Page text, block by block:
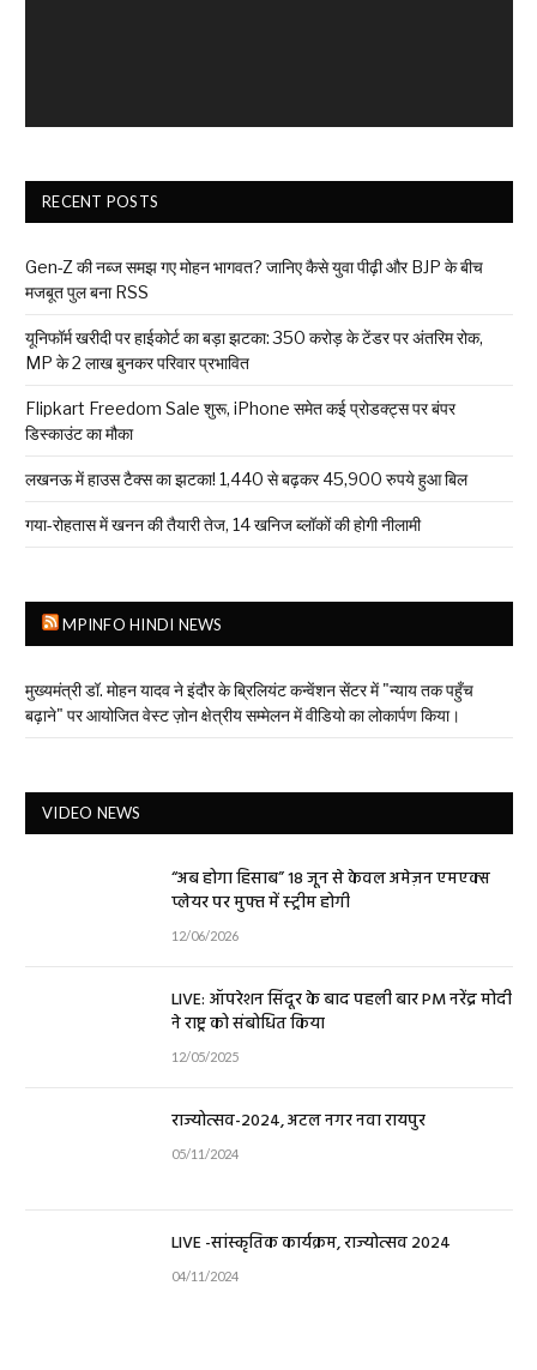
RECENT POSTS
Gen-Z की नब्ज समझ गए मोहन भागवत? जानिए कैसे युवा पीढ़ी और BJP के बीच
मजबूत पुल बना RSS
यूनिफॉर्म खरीदी पर हाईकोर्ट का बड़ा झटका: 350 करोड़ के टेंडर पर अंतरिम रोक,
MP के 2 लाख बुनकर परिवार प्रभावित
Flipkart Freedom Sale शुरू, iPhone समेत कई प्रोडक्ट्स पर बंपर
डिस्काउंट का मौका
लखनऊ में हाउस टैक्स का झटका! 1,440 से बढ़कर 45,900 रुपये हुआ बिल
गया-रोहतास में खनन की तैयारी तेज, 14 खनिज ब्लॉकों की होगी नीलामी
MPINFO HINDI NEWS
मुख्यमंत्री डॉ. मोहन यादव ने इंदौर के ब्रिलियंट कन्वेंशन सेंटर में "न्याय तक पहुँच
बढ़ाने" पर आयोजित वेस्ट ज़ोन क्षेत्रीय सम्मेलन में वीडियो का लोकार्पण किया।
VIDEO NEWS
“अब होगा हिसाब” 18 जून से केवल अमेज़न एमएक्स
प्लेयर पर मुफ्त में स्ट्रीम होगी
12/06/2026
LIVE: ऑपरेशन सिंदूर के बाद पहली बार PM नरेंद्र मोदी
ने राष्ट्र को संबोधित किया
12/05/2025
राज्योत्सव-2024, अटल नगर नवा रायपुर
05/11/2024
LIVE -सांस्कृतिक कार्यक्रम, राज्योत्सव 2024
04/11/2024